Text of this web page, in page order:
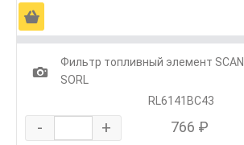
Ä
1
Фильтр топливный элемент
SORL
RL6141BC43
- + 766 ₽